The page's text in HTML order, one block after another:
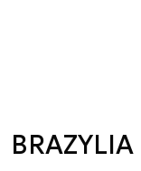
BRAZYLIA